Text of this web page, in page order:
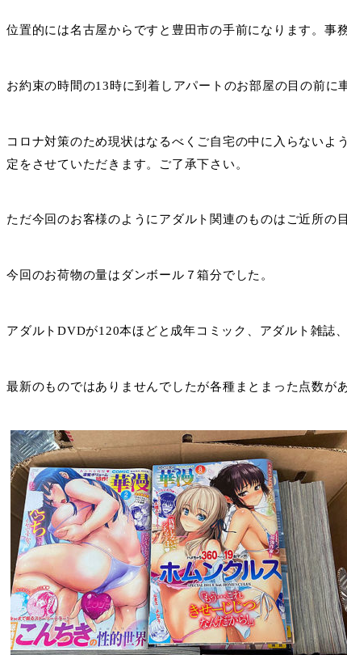
位置的には名古屋からですと豊田市の手前になります。事
お約束の時間の13時に到着しアパートのお部屋の目の前に
コロナ対策のため現状はなるべくご自宅の中に入らない
定をさせていただきます。ご了承下さい。
ただ今回のお客様のようにアダルト関連のものはご近所の
今回のお荷物の量はダンボール７箱分でした。
アダルトDVDが120本ほどと成年コミック、アダルト雑誌
最新のものではありませんでしたが各種まとまった点数が